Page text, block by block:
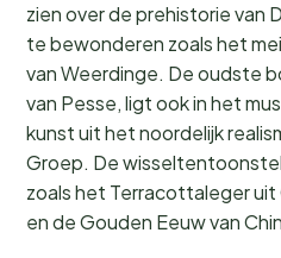
zien over de prehistorie van
te bewonderen zoals het
van Weerdinge. De oudste
van Pesse, ligt ook in het
kunst uit het noordelijk
Groep. De
zoals het Terracottaleger uit
en de Gouden Eeuw van